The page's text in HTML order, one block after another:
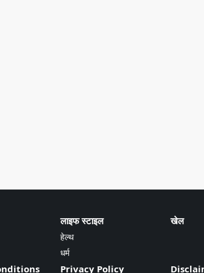
लाइफ स्टाइल
हेल्थ
धर्म
खेल
Privacy Policy